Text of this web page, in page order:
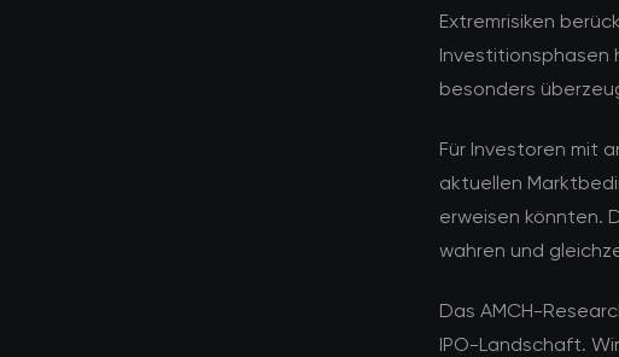
Extremrisiken
Investitionsphasen
besonders
Für Investoren mit
aktuellen
erweisen könnten.
wahren und
Das AMCH-
IPO-Landschaft.